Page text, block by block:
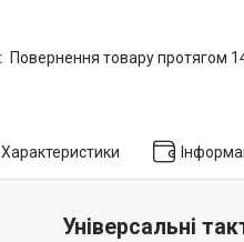
повернення товару протягом
Характеристики
Універсальні